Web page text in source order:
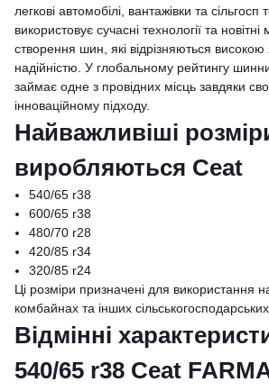
легкові автомобілі, вантажівки та сільгосп
використовує сучасні технології та
створення шин, які відрізняються високою
надійністю. У глобальному рейтингу
займає одне з провідних місць завдяки
інноваційному підходу.
Найважливіші
виробляються Ceat
540/65 r38
600/65 r38
480/70 r28
420/85 r34
320/85 r24
Ці розміри призначені для використання
комбайнах та інших
Відмінні
540/65 r38 Ceat